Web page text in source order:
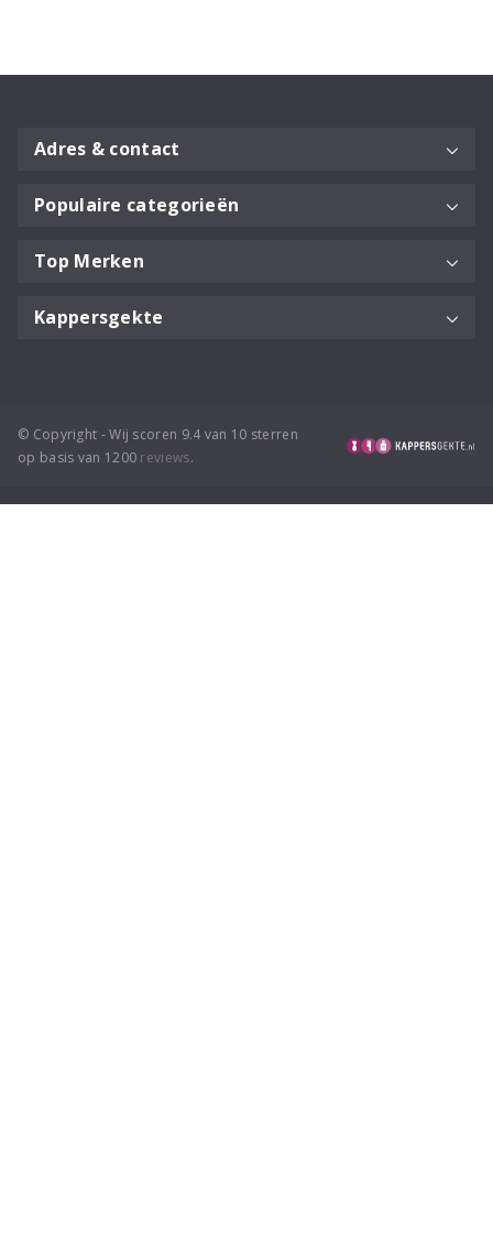
Adres & contact
Populaire categorieën
Top Merken
Kappersgekte
© Copyright - Wij scoren 9.4 van 10 sterren
op basis van 1200 reviews.